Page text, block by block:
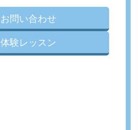
お問い合わせ
体験レッスン